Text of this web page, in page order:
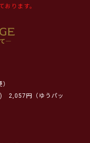
ります。
2,057円（ゆうパッ